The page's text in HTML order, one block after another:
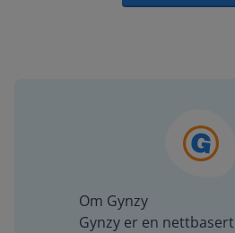
Om Gynzy
Gynzy er en nettbasert